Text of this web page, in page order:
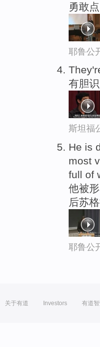
勇敢
耶鲁公
有胆
斯坦福
He is
most
full of
他被
后苏
耶鲁公
关于有道 Investors 有道